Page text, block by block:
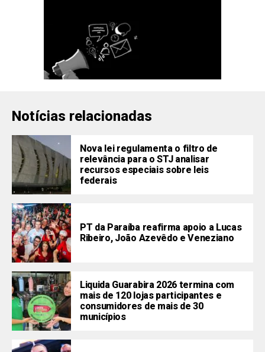
Notícias relacionadas
Nova lei regulamenta o filtro de
relevância para o STJ analisar
recursos especiais sobre leis
federais
PT da Paraíba reafirma apoio a Lucas
Ribeiro, João Azevêdo e Veneziano
Liquida Guarabira 2026 termina com
mais de 120 lojas participantes e
consumidores de mais de 30
municípios